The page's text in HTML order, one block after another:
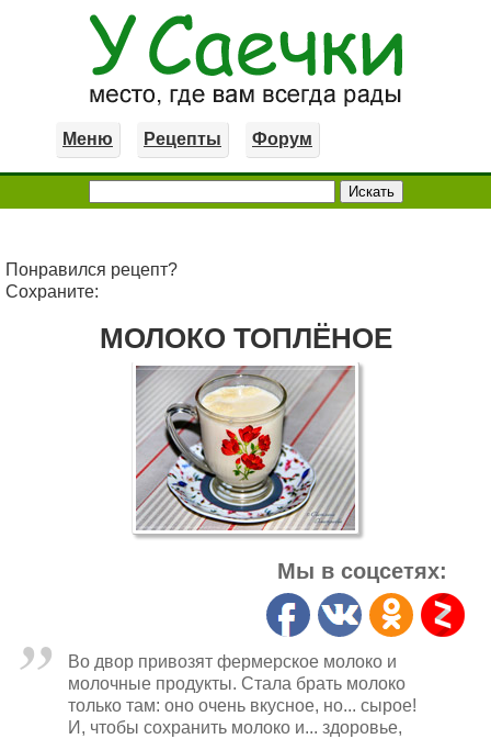
Меню Рецепты Форум
Понравился рецепт?
Сохраните:
МОЛОКО ТОПЛЁНОЕ
Мы в соцсетях:
Во двор привозят фермерское молоко и
молочные продукты. Стала брать молоко
только там: оно очень вкусное, но... сырое!
И, чтобы сохранить молоко и... здоровье,